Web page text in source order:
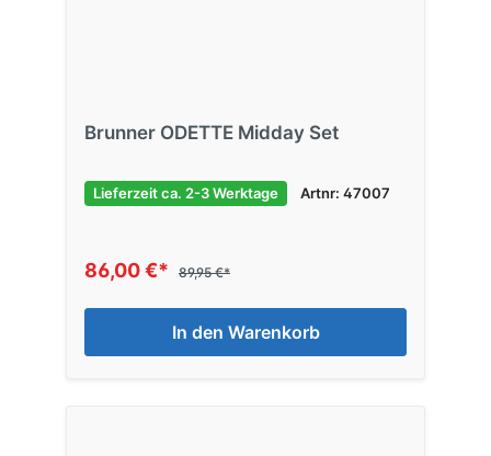
Brunner ODETTE Midday Set
Lieferzeit ca. 2-3 Werktage Artnr: 47007
86,00 €* 89,95 €*
In den Warenkorb